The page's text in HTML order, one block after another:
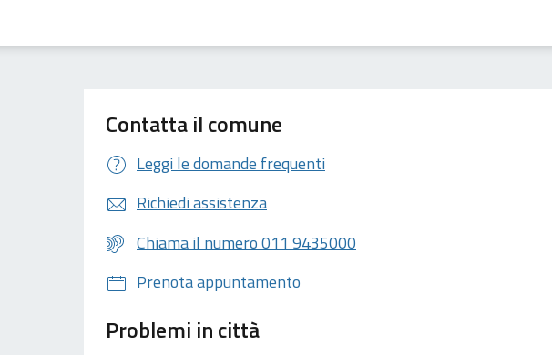
Contatta il comune
Leggi le domande frequenti
Richiedi assistenza
Chiama il numero 011 9435000
Prenota appuntamento
Problemi in città